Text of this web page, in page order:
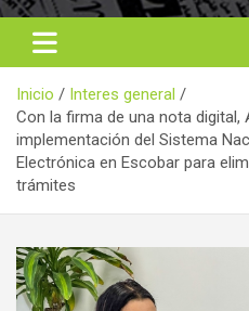
Informe 21
Noticas reales
Inicio
Interes general
Con la firma de una nota digital,
implementación del Sistema
Electrónica en Escobar para
trámites